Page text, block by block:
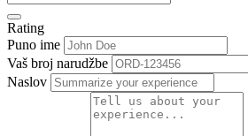
Rating
Puno ime
Vaš broj narudžbe
Naslov